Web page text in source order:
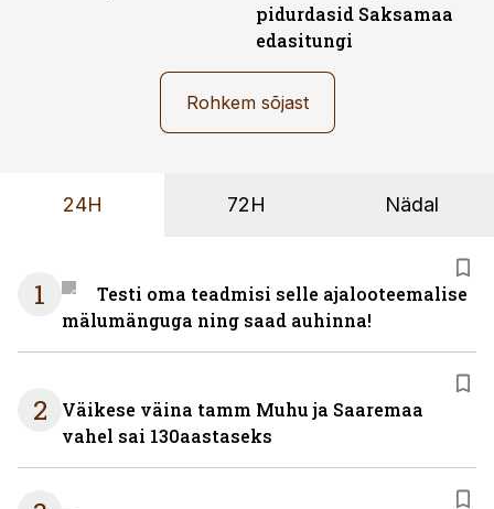
pidurdasid Saksamaa
edasitungi
Rohkem sõjast
24H 72H Nädal
1
Testi oma teadmisi selle ajalooteemalise
mälumänguga ning saad auhinna!
2
Väikese väina tamm Muhu ja Saaremaa
vahel sai 130aastaseks